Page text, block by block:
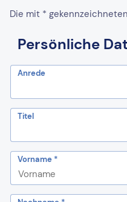
Die mit *